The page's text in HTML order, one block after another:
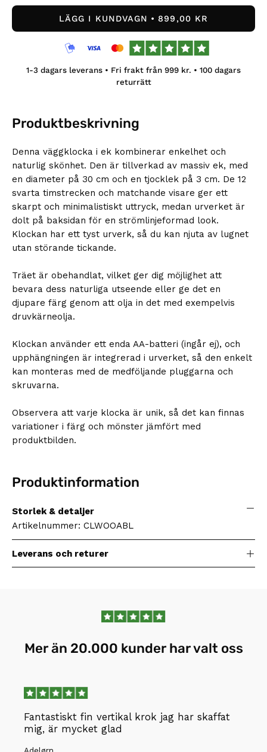
LÄGG I KUNDVAGN 899,00 KR
1-3 dagars leverans • Fri frakt från 999 kr. • 100 dagars
returrätt
Produktbeskrivning
Denna väggklocka i ek kombinerar enkelhet och
naturlig skönhet. Den är tillverkad av massiv ek, med
en diameter på 30 cm och en tjocklek på 3 cm. De 12
svarta timstrecken och matchande visare ger ett
skarpt och minimalistiskt uttryck, medan urverket är
dolt på baksidan för en strömlinjeformad look.
Klockan har ett tyst urverk, så du kan njuta av lugnet
utan störande tickande.
Träet är obehandlat, vilket ger dig möjlighet att
bevara dess naturliga utseende eller ge det en
djupare färg genom att olja in det med exempelvis
druvkärneolja.
Klockan använder ett enda AA-batteri (ingår ej), och
upphängningen är integrerad i urverket, så den enkelt
kan monteras med de medföljande pluggarna och
skruvarna.
Observera att varje klocka är unik, så det kan finnas
variationer i färg och mönster jämfört med
produktbilden.
Produktinformation
Storlek & detaljer
Artikelnummer: CLWOOABL
Leverans och returer
Mer än 20.000 kunder har valt oss
Fantastiskt fin vertikal krok jag har skaffat
mig, är mycket glad